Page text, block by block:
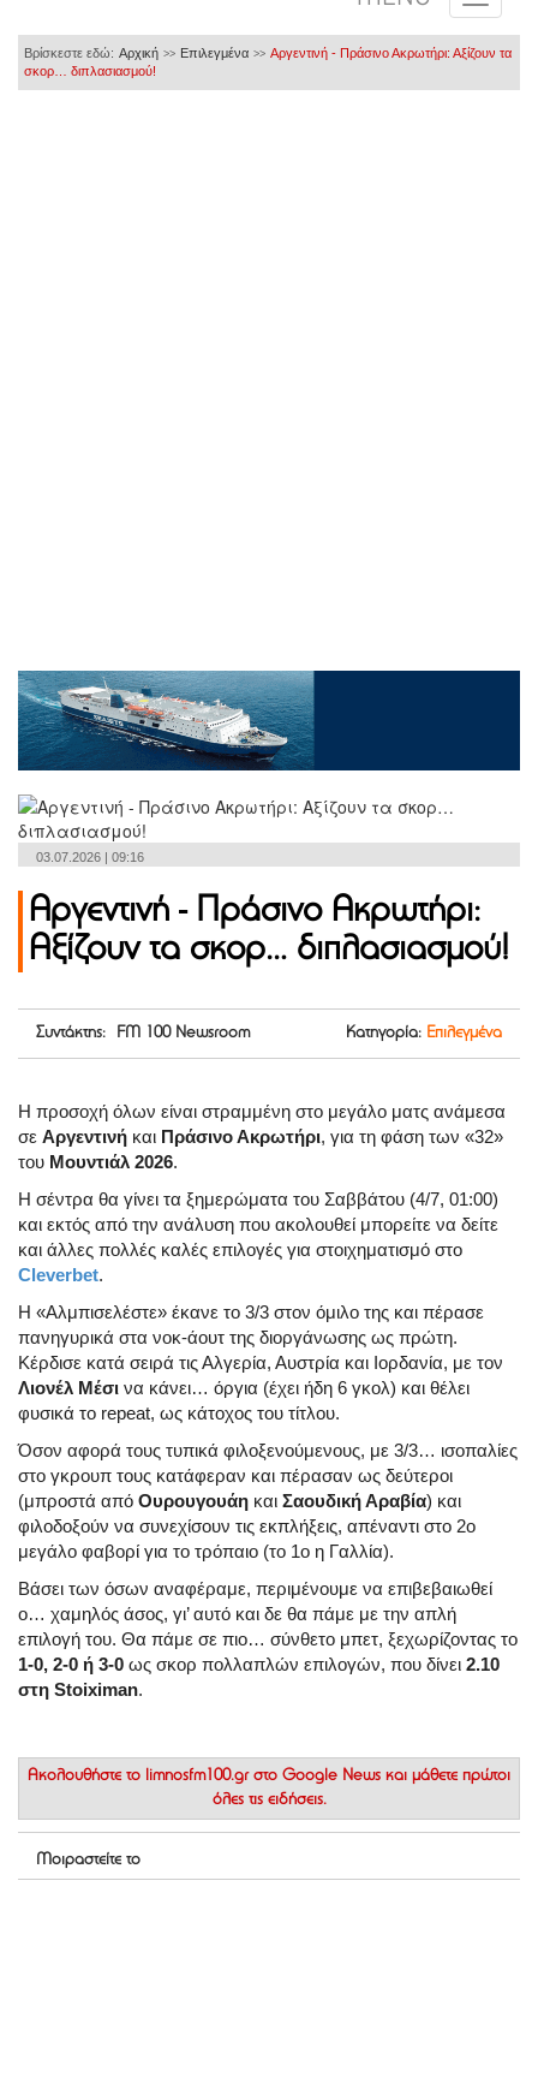
Βρίσκεστε εδώ: Αρχική >> Επιλεγμένα >> Αργεντινή - Πράσινο Ακρωτήρι: Αξίζουν τα
σκορ… διπλασιασμού!
03.07.2026 | 09:16
Αργεντινή - Πράσινο Ακρωτήρι:
Αξίζουν τα σκορ… διπλασιασμού!
Συντάκτης: FM 100 Newsroom Κατηγορία: Επιλεγμένα
Η προσοχή όλων είναι στραμμένη στο μεγάλο ματς ανάμεσα
σε Αργεντινή και Πράσινο Ακρωτήρι, για τη φάση των «32»
του Μουντιάλ 2026.
Η σέντρα θα γίνει τα ξημερώματα του Σαββάτου (4/7, 01:00)
και εκτός από την ανάλυση που ακολουθεί μπορείτε να δείτε
και άλλες πολλές καλές επιλογές για στοιχηματισμό στο
Cleverbet.
Η «Αλμπισελέστε» έκανε το 3/3 στον όμιλο της και πέρασε
πανηγυρικά στα νοκ-άουτ της διοργάνωσης ως πρώτη.
Κέρδισε κατά σειρά τις Αλγερία, Αυστρία και Ιορδανία, με τον
Λιονέλ Μέσι να κάνει… όργια (έχει ήδη 6 γκολ) και θέλει
φυσικά το repeat, ως κάτοχος του τίτλου.
Όσον αφορά τους τυπικά φιλοξενούμενους, με 3/3… ισοπαλίες
στο γκρουπ τους κατάφεραν και πέρασαν ως δεύτεροι
(μπροστά από Ουρουγουάη και Σαουδική Αραβία) και
φιλοδοξούν να συνεχίσουν τις εκπλήξεις, απέναντι στο 2ο
μεγάλο φαβορί για το τρόπαιο (το 1ο η Γαλλία).
Βάσει των όσων αναφέραμε, περιμένουμε να επιβεβαιωθεί
ο… χαμηλός άσος, γι’ αυτό και δε θα πάμε με την απλή
επιλογή του. Θα πάμε σε πιο… σύνθετο μπετ, ξεχωρίζοντας το
1-0, 2-0 ή 3-0 ως σκορ πολλαπλών επιλογών, που δίνει 2.10
στη Stoiximan.
Ακολουθήστε το limnosfm100.gr στο Google News και μάθετε πρώτοι
όλες τις ειδήσεις.
Μοιραστείτε το